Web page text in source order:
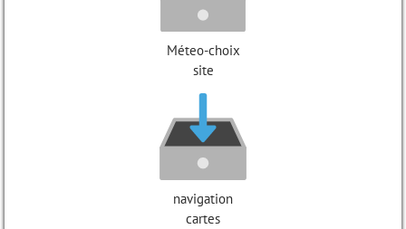
Méteo-choix
site
navigation
cartes